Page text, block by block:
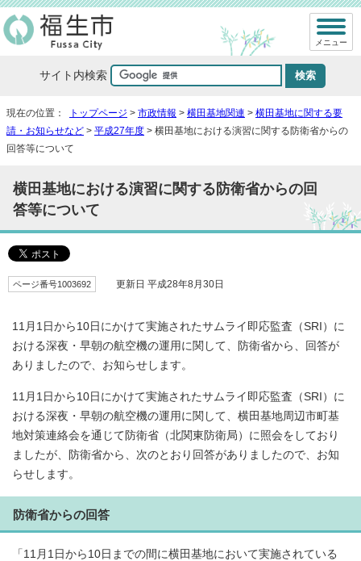
サイト内検索
メニュー
現在の位置： トップページ > 市政情報 > 横田基地関連 > 横田基地に関する要
請・お知らせなど > 平成27年度 > 横田基地における演習に関する防衛省からの
回答等について
横田基地における演習に関する防衛省からの回
答等について
ページ番号1003692 更新日 平成28年8月30日
11月1日から10日にかけて実施されたサムライ即応監査（SRI）に
おける深夜・早朝の航空機の運用に関して、防衛省から、回答が
ありましたので、お知らせします。
11月1日から10日にかけて実施されたサムライ即応監査（SRI）に
おける深夜・早朝の航空機の運用に関して、横田基地周辺市町基
地対策連絡会を通じて防衛省（北関東防衛局）に照会をしており
ましたが、防衛省から、次のとおり回答がありましたので、お知
らせします。
防衛省からの回答
「11月1日から10日までの間に横田基地において実施されている